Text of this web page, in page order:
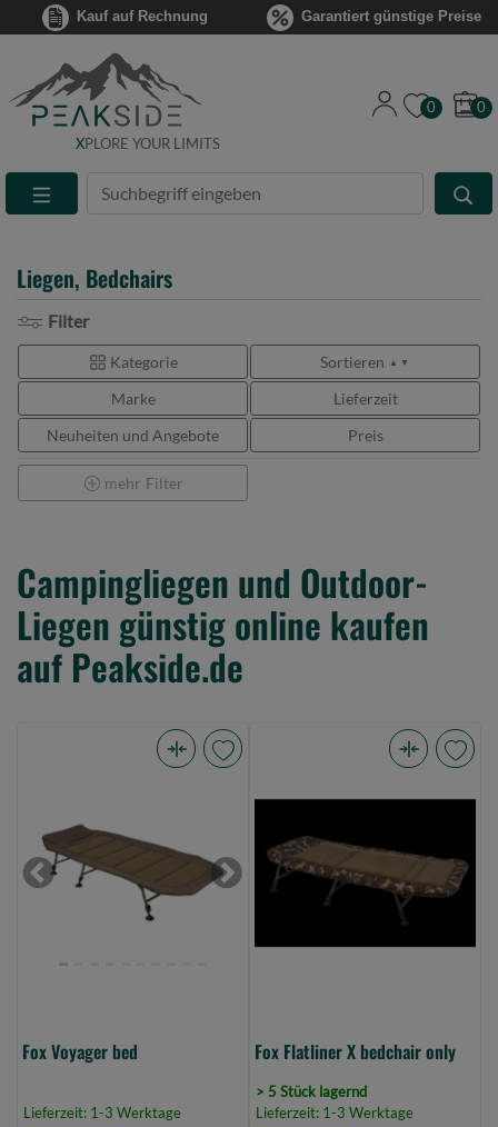
Kauf auf Rechnung Garantiert günstige Preise
XPLORE YOUR LIMITS
Suche
Eingabefeld
0 0
Liegen, Bedchairs
Filter
Kategorie Sortieren ▲ ▼
Marke
Lieferzeit
Neuheiten und Angebote
Preis
mehr Filter
Campingliegen und Outdoor-
Liegen günstig online kaufen
auf Peakside.de
(Bild
0)Previous Next
Fox Voyager bed
Lieferzeit: 1-3 Werktage
Flatliner
bedchair
only
Fox Flatliner X bedchair only
> 5 Stück lagernd
Lieferzeit: 1-3 Werktage